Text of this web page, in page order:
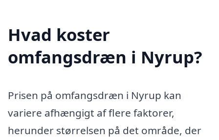
Hvad koster
omfangsdræn i Nyrup?
Prisen på omfangsdræn i Nyrup kan
variere afhængigt af flere faktorer,
herunder størrelsen på det område, der